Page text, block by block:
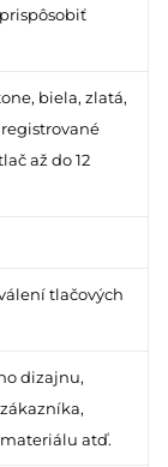
biela, zlatá,
až do 12
tlačových
dizajnu,
atď.